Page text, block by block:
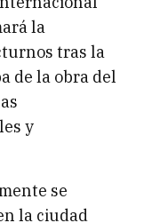
la
tras la
de la obra del
y
se
la ciudad